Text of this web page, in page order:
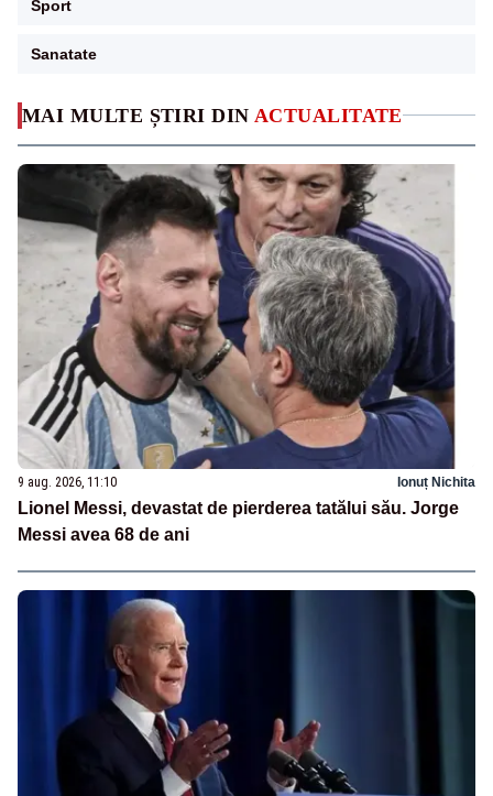
MAI MULTE ȘTIRI DIN ACTUALITATE
9 aug. 2026, 11:10 Ionuț Nichita
Lionel Messi, devastat de pierderea tatălui său. Jorge
Messi avea 68 de ani
Sport
Sanatate